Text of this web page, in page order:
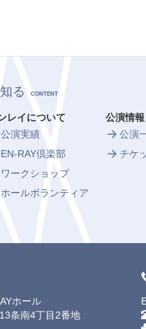
る CONTENT
レイについて
公演実績
EN-RAY倶楽部
ワークショップ
ホールボランティア
公演情報
公演
チケ
ホール
条南4丁目2番地